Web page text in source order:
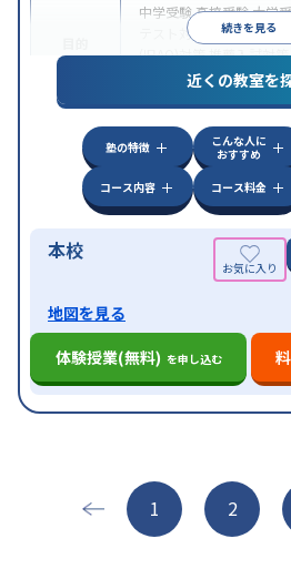
続きを見る
中学受験高校受験大学
テスト対策
内申点対策
(旧AO)対策推薦入試対策
(漢字検定)対策
中高一貫校生に対応成
可能不登校生に対応学
オンライン対応1科目か
近くの教室を
塾の特徴
こんな人に
おすすめ
コース内容
コース料金
本校
地図を見る
体験授業(無料) を申し込む
1 2